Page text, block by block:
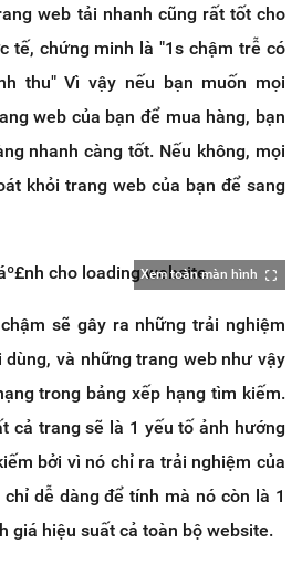
web tải nhanh cũng rất tốt cho
tế, chứng minh là "1s chậm trễ có
thu" Vì vậy nếu bạn muốn mọi
web của bạn để mua hàng, bạn
nhanh càng tốt. Nếu không, mọi
khỏi trang web của bạn để sang
Xem toàn màn hình
sẽ gây ra những trải nghiệm
dùng, và những trang web như vậy
trong bảng xếp hạng tìm kiếm.
cả trang sẽ là 1 yếu tố ảnh hướng
bởi vì nó chỉ ra trải nghiệm của
dễ dàng để tính mà nó còn là 1
giá hiệu suất cả toàn bộ website.